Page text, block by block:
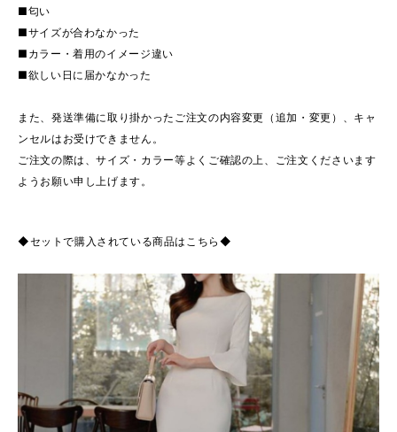
■匂い
■サイズが合わなかった
■カラー・着用のイメージ違い
■欲しい日に届かなかった
また、発送準備に取り掛かったご注文の内容変更（追加・変更）、キャ
ンセルはお受けできません。
ご注文の際は、サイズ・カラー等よくご確認の上、ご注文くださいます
ようお願い申し上げます。
◆セットで購入されている商品はこちら◆